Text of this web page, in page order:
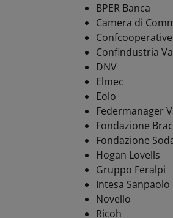
BPER Banca
Camera di
Confcooperative
Confindustria
DNV
Elmec
Eolo
Federmanager
Fondazione
Fondazione
Hogan Lovells
Gruppo Feralpi
Intesa Sanpaolo
Novello
Ricoh